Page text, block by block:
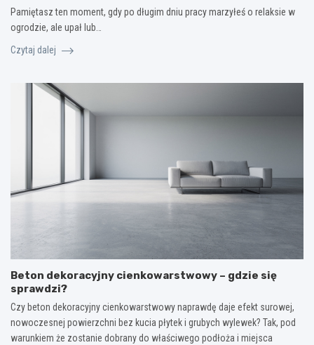
Pamiętasz ten moment, gdy po długim dniu pracy marzyłeś o relaksie w
ogrodzie, ale upał lub…
Czytaj dalej
Beton dekoracyjny cienkowarstwowy – gdzie się
sprawdzi?
Czy beton dekoracyjny cienkowarstwowy naprawdę daje efekt surowej,
nowoczesnej powierzchni bez kucia płytek i grubych wylewek? Tak, pod
warunkiem że zostanie dobrany do właściwego podłoża i miejsca